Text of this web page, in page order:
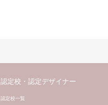
認定校・認定デザイナー
認定校一覧